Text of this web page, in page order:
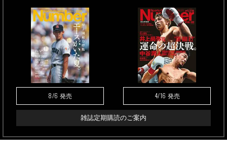
8/6 発売 4/16 発売
雑誌定期購読のご案内